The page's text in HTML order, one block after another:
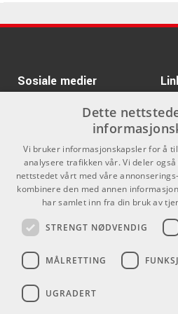
ARTIKKELNUMMER 1095851
iCON Pro Audio Artist
ARTIKKELNUMMER 1095850
ARTURIA Minilab 3
Champagne
ARTIKKELNUMMER 1094419
Sosiale medier
Om
Dette
Vi bruker informasjonskapsler for å
analysere trafikken vår. Vi deler
nettstedet vårt med våre
kombinere den med annen
har samlet inn fra din bruk av
STRENGT NØDVENDIG
MÅLRETTING
UGRADERT